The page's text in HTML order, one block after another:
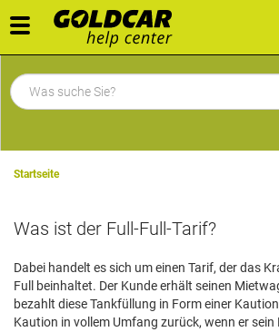
Toggle
navigation
Startseite
Was ist der Full-Full-Tarif?
Dabei handelt es sich um einen Tarif, der das
Full beinhaltet. Der Kunde erhält seinen
bezahlt diese Tankfüllung in Form einer
Kaution in vollem Umfang zurück, wenn er sein